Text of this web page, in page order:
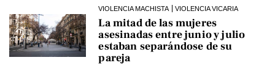
VIOLENCIA MACHISTA VIOLENCIA VICARIA
La mitad de las mujeres
asesinadas entre junio y julio
estaban separándose de su
pareja